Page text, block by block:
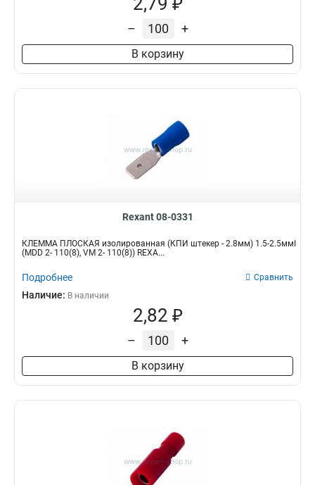
– +
В корзину
Rexant 08-0331
КЛЕММА ПЛОСКАЯ изолированная (КПИ штекер - 2.8мм) 1.5-2.5ммІ
(MDD 2- 110(8), VM 2- 110(8)) REXA...
Подробнее Сравнить
Наличие: В наличии
2,82 ₽
– +
В корзину